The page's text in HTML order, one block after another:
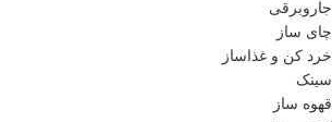
جاروبرقی
چای ساز
خرد کن و غذاساز
سینک
قهوه ساز